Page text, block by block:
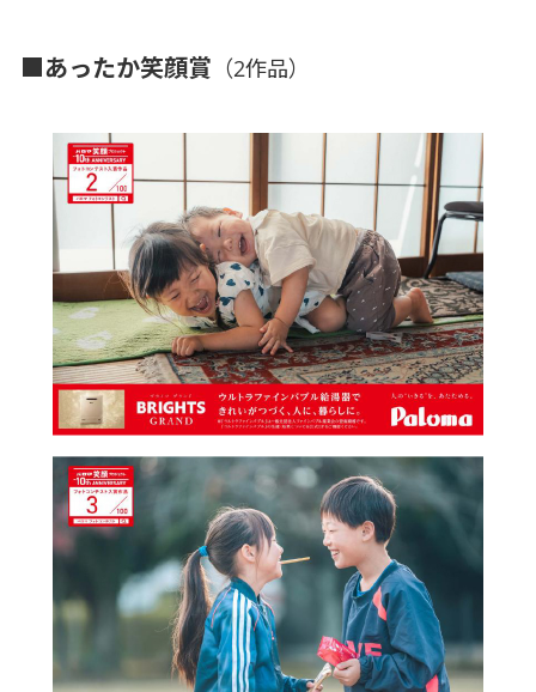
■あったか笑顔賞 （2作品）